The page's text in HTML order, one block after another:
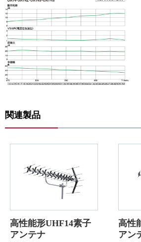
関連製品
高性能形UHF14素子
アンテナ
高性
アン